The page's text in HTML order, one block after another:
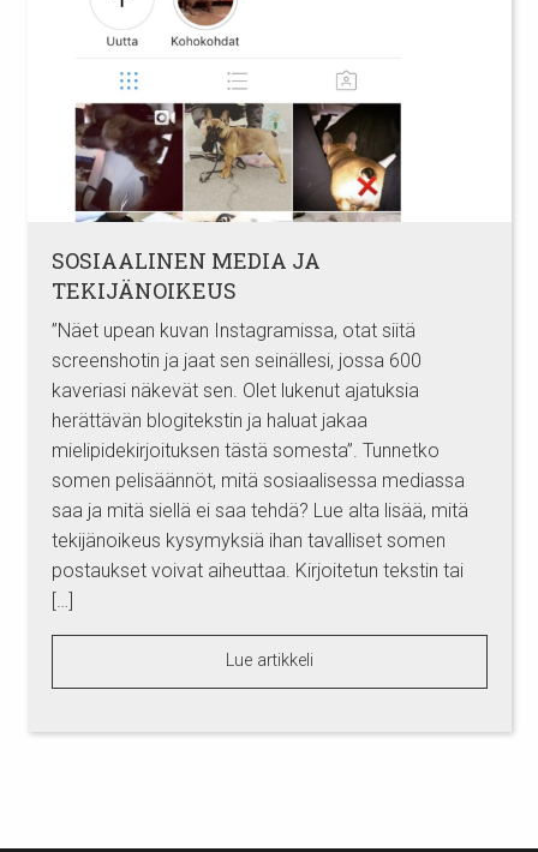
SOSIAALINEN MEDIA JA
TEKIJÄNOIKEUS
”Näet upean kuvan Instagramissa, otat siitä
screenshotin ja jaat sen seinällesi, jossa 600
kaveriasi näkevät sen. Olet lukenut ajatuksia
herättävän blogitekstin ja haluat jakaa
mielipidekirjoituksen tästä somesta”. Tunnetko
somen pelisäännöt, mitä sosiaalisessa mediassa
saa ja mitä siellä ei saa tehdä? Lue alta lisää, mitä
tekijänoikeus kysymyksiä ihan tavalliset somen
postaukset voivat aiheuttaa. Kirjoitetun tekstin tai
[…]
Lue artikkeli